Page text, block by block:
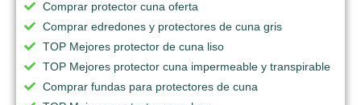
Comprar protector cuna oferta
Comprar edredones y protectores de cuna gris
TOP Mejores protector de cuna liso
TOP Mejores protector cuna impermeable y transpirable
Comprar fundas para protectores de cuna